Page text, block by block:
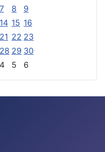
7 8
9
14 15 16
21 22 23
28 29 30
4 5 6